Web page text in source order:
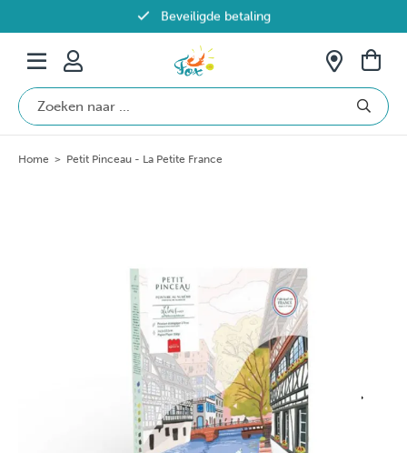
Beveiligde betaling
Gratis verzending vanaf €69 in België
Home > Petit Pinceau - La Petite France